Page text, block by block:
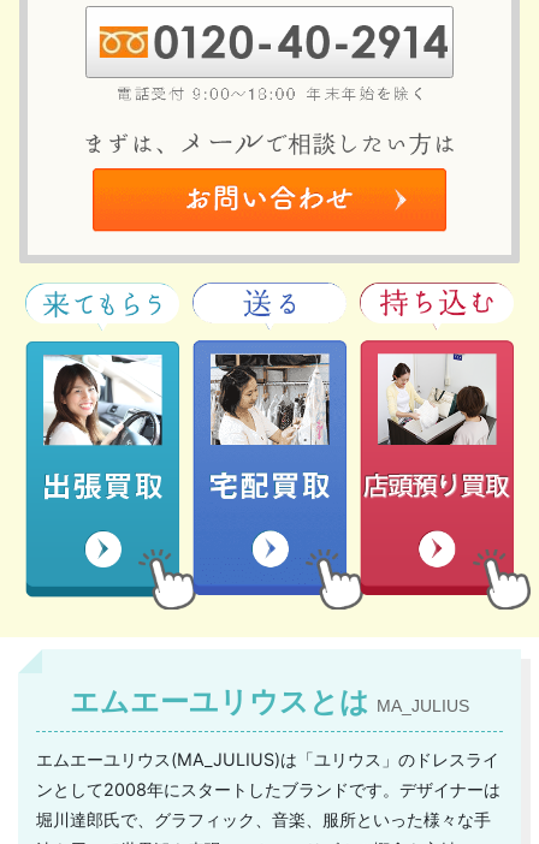
エムエーユリウスとは MA_JULIUS
エムエーユリウス(MA_JULIUS)は「ユリウス」のドレスライ
ンとして2008年にスタートしたブランドです。デザイナーは
堀川達郎氏で、グラフィック、音楽、服所といった様々な手